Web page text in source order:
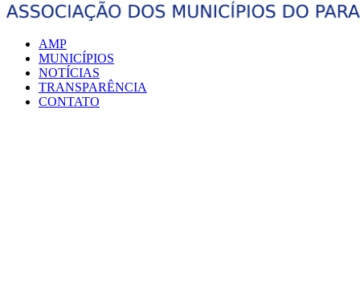
AMP
MUNICÍPIOS
NOTÍCIAS
TRANSPARÊNCIA
CONTATO